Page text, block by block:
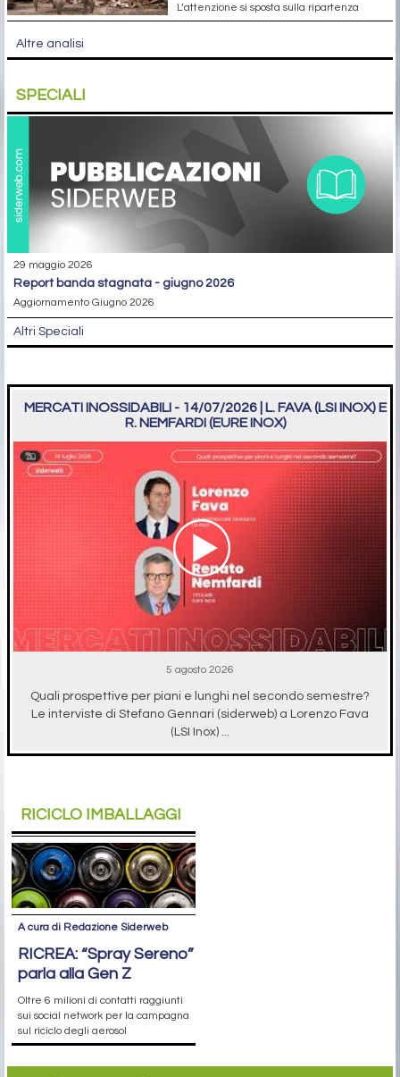
L’attenzione si sposta sulla ripartenza
Altre analisi
SPECIALI
29 maggio 2026
report banda stagnata - giugno 2026
Aggiornamento Giugno 2026
Altri Speciali
MERCATI INOSSIDABILI - 14/07/2026 | L. FAVA (LSI INOX) E
R. NEMFARDI (EURE INOX)
5 agosto 2026
Quali prospettive per piani e lunghi nel secondo semestre?
Le interviste di Stefano Gennari (siderweb) a Lorenzo Fava
(LSI Inox) ...
RICICLO IMBALLAGGI
A cura di Redazione Siderweb
RICREA: “Spray Sereno”
parla alla Gen Z
Oltre 6 milioni di contatti raggiunti
sui social network per la campagna
sul riciclo degli aerosol